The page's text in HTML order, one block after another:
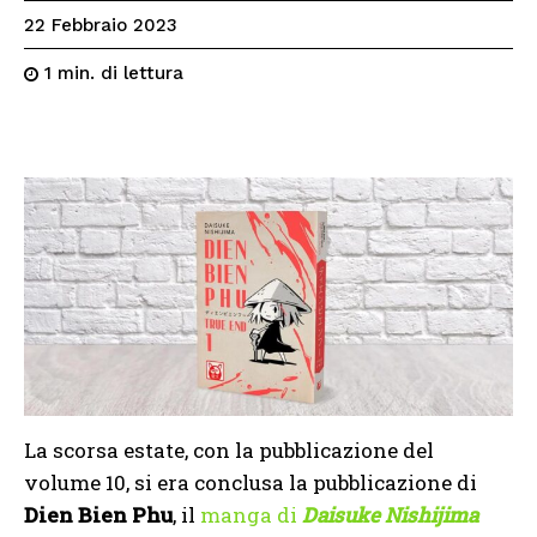
22 Febbraio 2023
1 min. di lettura
La scorsa estate, con la pubblicazione del
volume 10, si era conclusa la pubblicazione di
Dien Bien Phu, il manga di Daisuke Nishijima